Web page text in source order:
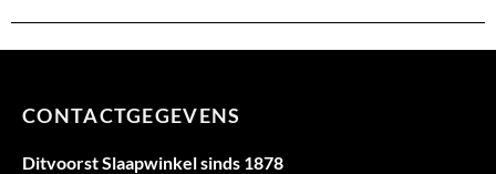
CONTACTGEGEVENS
Ditvoorst Slaapwinkel sinds 1878